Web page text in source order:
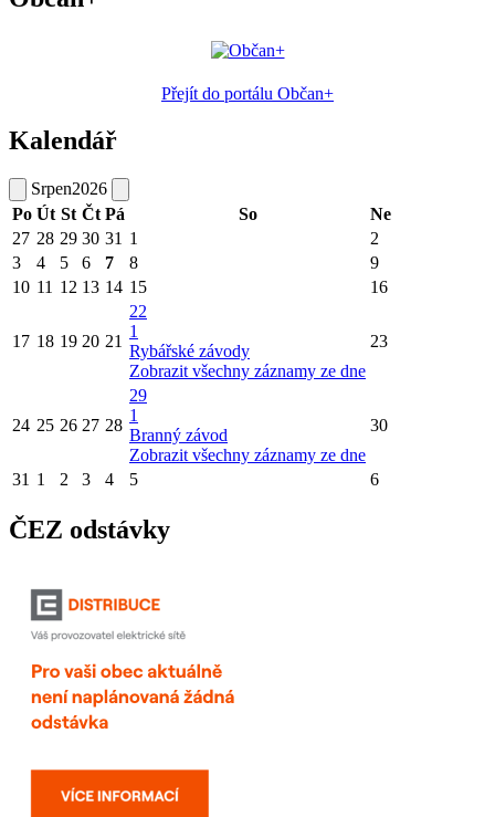
Přejít do portálu Občan+
Kalendář
Srpen2026
Po Út St Čt Pá So
Ne
27 28 29 30 31 1
2
3
4 5 6 7 8
9
10 11 12 13 14 15 16
17 18 19 20 21
22
1
Rybářské závody
Zobrazit všechny záznamy ze dne
23
24 25 26 27 28
29
1
Branný závod
Zobrazit všechny záznamy ze dne
30
31 1 2 3 4 5 6
ČEZ odstávky